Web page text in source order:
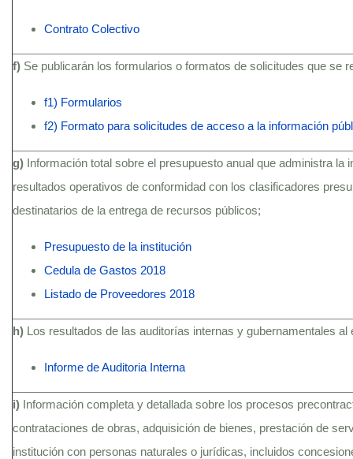
Contrato Colectivo
f) Se publicarán los formularios o formatos de solicitudes que se
f1) Formularios
f2) Formato para solicitudes de acceso a la información
g) Información total sobre el presupuesto anual que administra
resultados operativos de conformidad con los clasificadores
destinatarios de la entrega de recursos públicos;
Presupuesto de la institución
Cedula de Gastos 2018
Listado de Proveedores 2018
h) Los resultados de las auditorías internas y gubernamentales al
Informe de Auditoria Interna
i) Información completa y detallada sobre los procesos
contrataciones de obras, adquisición de bienes, prestación de
institución con personas naturales o jurídicas, incluidos